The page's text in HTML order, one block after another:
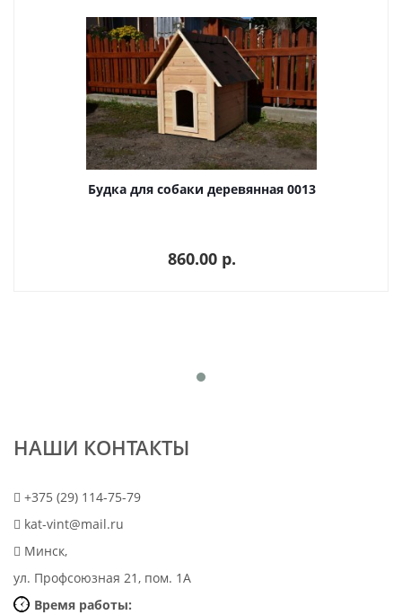
Будка для собаки деревянная 0013
860.00 p.
НАШИ КОНТАКТЫ
+375 (29) 114-75-79
kat-vint@mail.ru
Минск,
ул. Профсоюзная 21, пом. 1А
Время работы: